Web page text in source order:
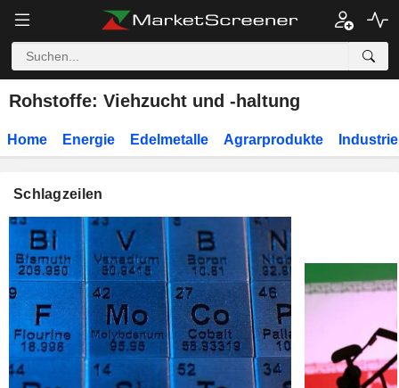
Rohstoffe: Viehzucht und -haltung
Home Energie Edelmetalle Agrarprodukte
Schlagzeilen